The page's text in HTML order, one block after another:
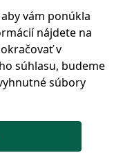
vám ponúkla
nájdete na
v
súhlasu, budeme
súbory
Bratislava - m. č.